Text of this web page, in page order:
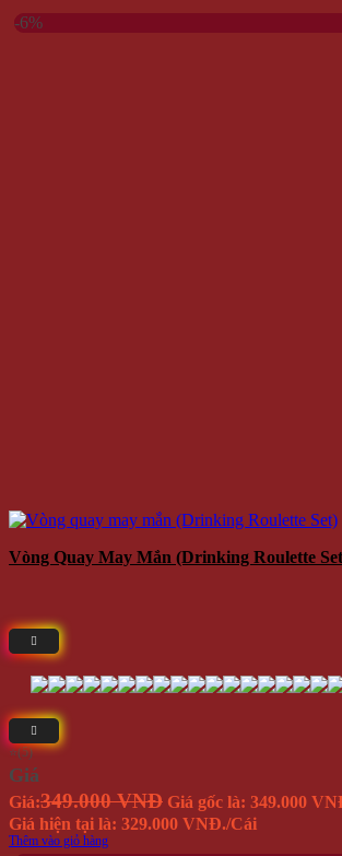
-6%
Vòng Quay May Mắn (Drinking Roulette
⭐(5)
Giá
Giá:349.000 VNĐ Giá gốc là: 349.000
Giá hiện tại là: 329.000 VNĐ./Cái
Thêm vào giỏ hàng